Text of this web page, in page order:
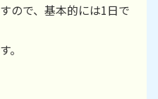
ので、基本的には1日で
。